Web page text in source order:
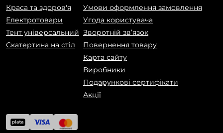
Краса та здоров'я
Електротовари
Тент універсальний
Скатертина на стіл
Умови оформлення замовлення
Угода користувача
Зворотній зв’язок
Повернення товару
Карта сайту
Виробники
Подарункові сертифікати
Акції